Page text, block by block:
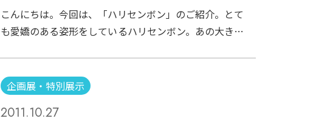
こんにちは。今回は、「ハリセンボン」のご紹介。とて
も愛嬌のある姿形をしているハリセンボン。あの大きな
いやいや、特殊な能力についてお話しましょう。ハリセ
ンボンの体には、トゲがたくさんあり、危険を感じると
トゲを立たせて、身を守ります。どうやって立たせてい
企画展・特別展示
2011.10.27